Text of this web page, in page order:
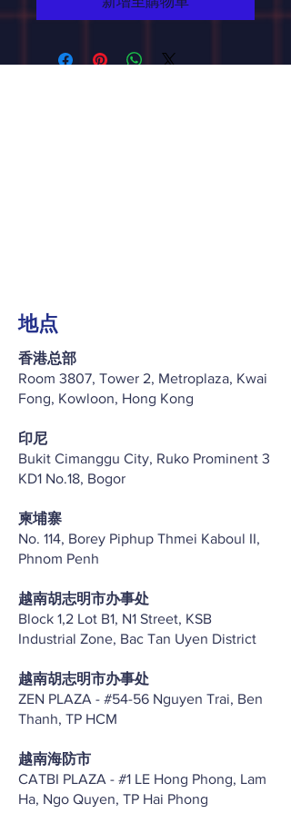
地点
香港总部
Room 3807, Tower 2, Metroplaza, Kwai
Fong, Kowloon, Hong Kong
印尼
Bukit Cimanggu City, Ruko Prominent 3
KD1 No.18, Bogor
柬埔寨
No. 114, Borey Piphup Thmei Kaboul II,
Phnom Penh
越南胡志明市办事处
Block 1,2 Lot B1, N1 Street, KSB
Industrial Zone, Bac Tan Uyen District
越南胡志明市办事处
ZEN PLAZA - #54-56 Nguyen Trai, Ben
Thanh, TP HCM
越南海防市
CATBI PLAZA - #1 LE Hong Phong, Lam
Ha, Ngo Quyen, TP Hai Phong